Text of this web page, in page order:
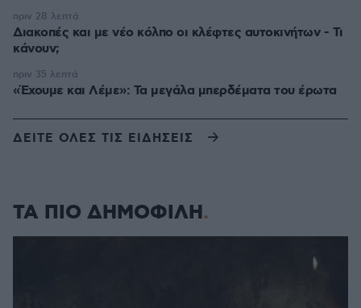
Διακοπές και με νέο κόλπο οι κλέφτες αυτοκινήτων - Τι
κάνουν;
πριν 28 λεπτά
«Έχουμε και Λέμε»: Τα μεγάλα μπερδέματα του έρωτα
πριν 35 λεπτά
ΔΕΙΤΕ ΟΛΕΣ ΤΙΣ ΕΙΔΗΣΕΙΣ
ΤΑ ΠΙΟ ΔΗΜΟΦΙΛΗ